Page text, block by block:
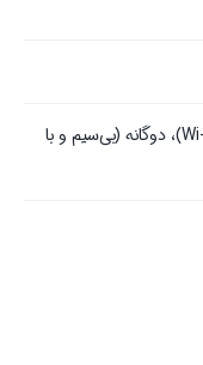
باسیم (LAN)، بی‌سیم (Wi-Fi)، دوگانه (بی‌سیم و با